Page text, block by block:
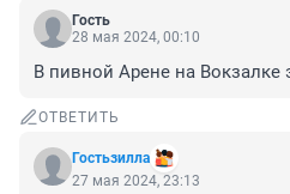
Гость
28 мая 2024, 00:10
В пивной Арене на Вокзалке
ОТВЕТИТЬ
Гостьзилла
27 мая 2024, 23:13